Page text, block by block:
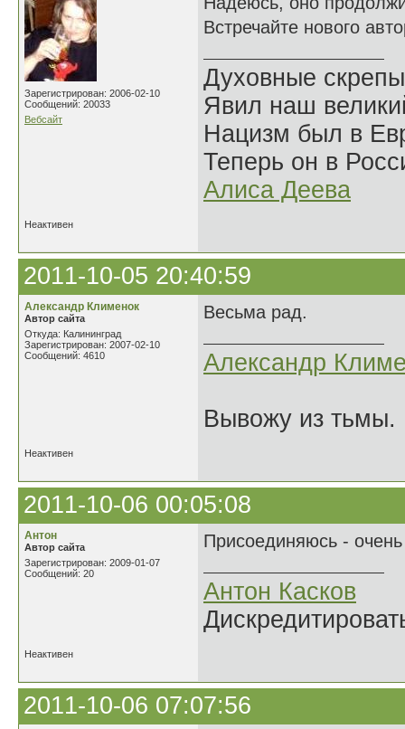
Зарегистрирован: 2006-02-10
Сообщений: 20033
Вебсайт
Встречайте нового
Духовные
Явил наш
Нацизм был в
Теперь он в
Алиса Деева
Неактивен
2011-10-05 20:40:59
Александр Клименок
Автор сайта
Откуда: Калининград
Зарегистрирован: 2007-02-10
Сообщений: 4610
Весьма рад.
Александр
Вывожу из тьмы.
Неактивен
2011-10-06 00:05:08
Антон
Автор сайта
Зарегистрирован: 2009-01-07
Сообщений: 20
Присоединяюсь -
Антон Касков
Неактивен
2011-10-06 07:07:56